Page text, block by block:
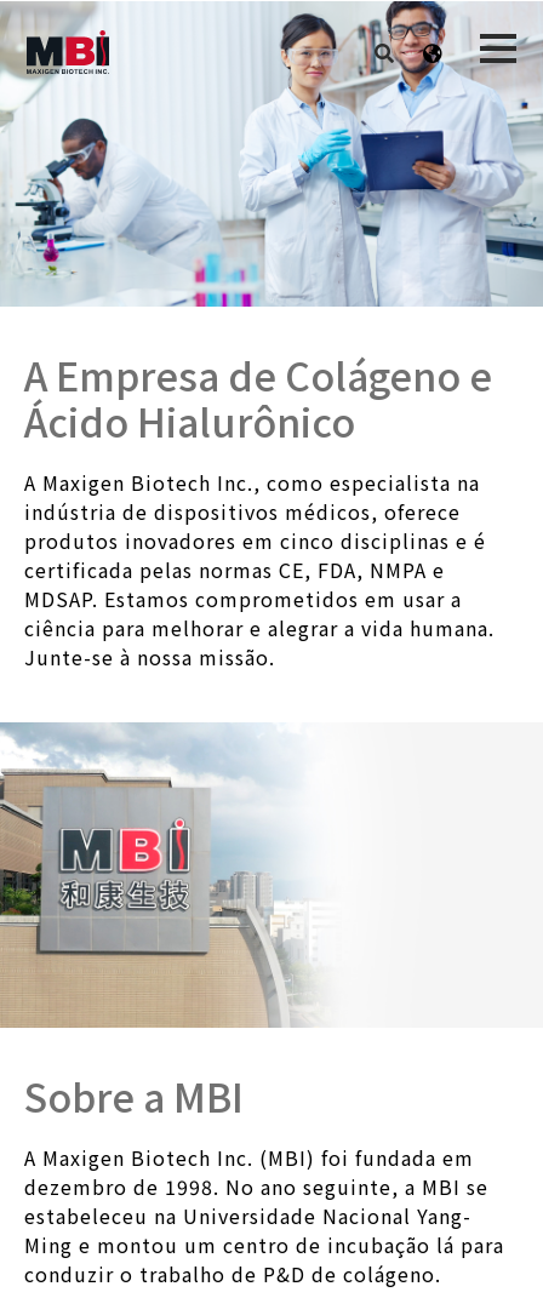
A Empresa de Colágeno e
Ácido Hialurônico
A Maxigen Biotech Inc., como especialista na
indústria de dispositivos médicos, oferece
produtos inovadores em cinco disciplinas e é
certificada pelas normas CE, FDA, NMPA e
MDSAP. Estamos comprometidos em usar a
ciência para melhorar e alegrar a vida humana.
Junte-se à nossa missão.
Sobre a MBI
A Maxigen Biotech Inc. (MBI) foi fundada em
dezembro de 1998. No ano seguinte, a MBI se
estabeleceu na Universidade Nacional Yang-
Ming e montou um centro de incubação lá para
conduzir o trabalho de P&D de colágeno.